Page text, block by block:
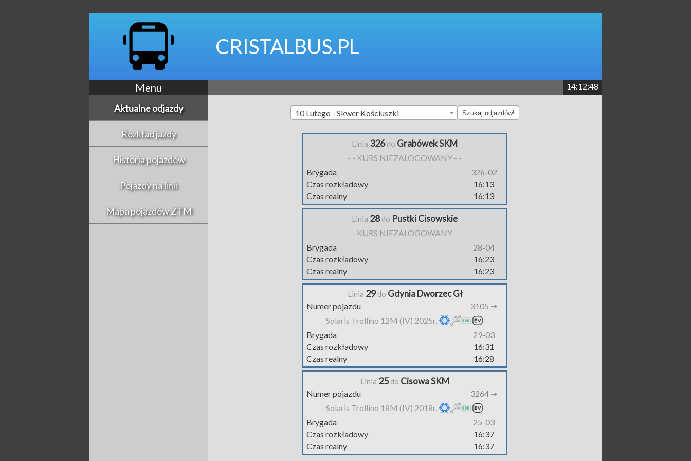
CRISTALBUS.PL
Menu 14:12:48
Aktualne odjazdy
Rozkład jazdy
Historia pojazdów
Pojazdy na linii
Mapa pojazdów ZTM
10 Lutego - Skwer Kościuszki Szukaj odjazdów!
Linia 326do Grabówek SKM
- - KURS NIEZALOGOWANY - -
Brygada
326-02
Czas rozkładowy
16:13
Czas realny
16:13
Linia 28do Pustki Cisowskie
- - KURS NIEZALOGOWANY - -
Brygada
28-04
Czas rozkładowy
16:23
Czas realny
16:23
Linia 29do Gdynia Dworzec Gł
Numer pojazdu
3105 ➞
Solaris Trollino 12M (IV) 2025r.
Brygada
29-03
Czas rozkładowy
16:31
Czas realny
16:28
Linia 25do Cisowa SKM
Numer pojazdu
3264 ➞
Solaris Trollino 18M (IV) 2018r.
Brygada
25-03
Czas rozkładowy
16:37
Czas realny
16:37